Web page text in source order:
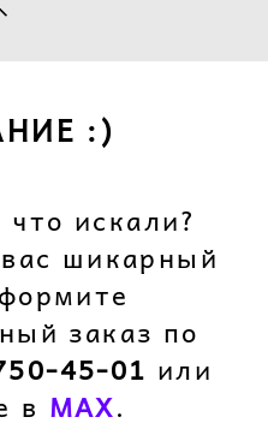
:)
искали?
шикарный
заказ по
45-01 или
в MAX.